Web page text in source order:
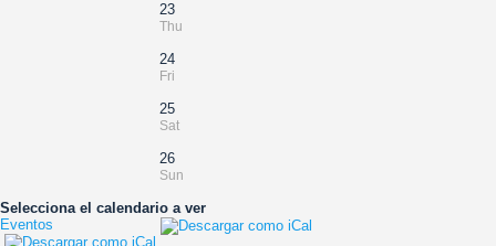
23
Thu
24
Fri
25
Sat
26
Sun
Selecciona el calendario a ver
Eventos